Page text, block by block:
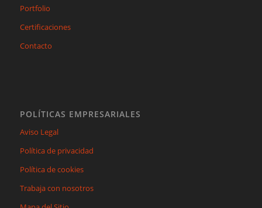
Portfolio
Certificaciones
Contacto
POLÍTICAS EMPRESARIALES
Aviso Legal
Política de privacidad
Política de cookies
Trabaja con nosotros